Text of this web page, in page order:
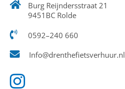
Burg Reijndersstraat 21
9451BC Rolde
0592–240 660
Info@drenthefietsverhuur.nl